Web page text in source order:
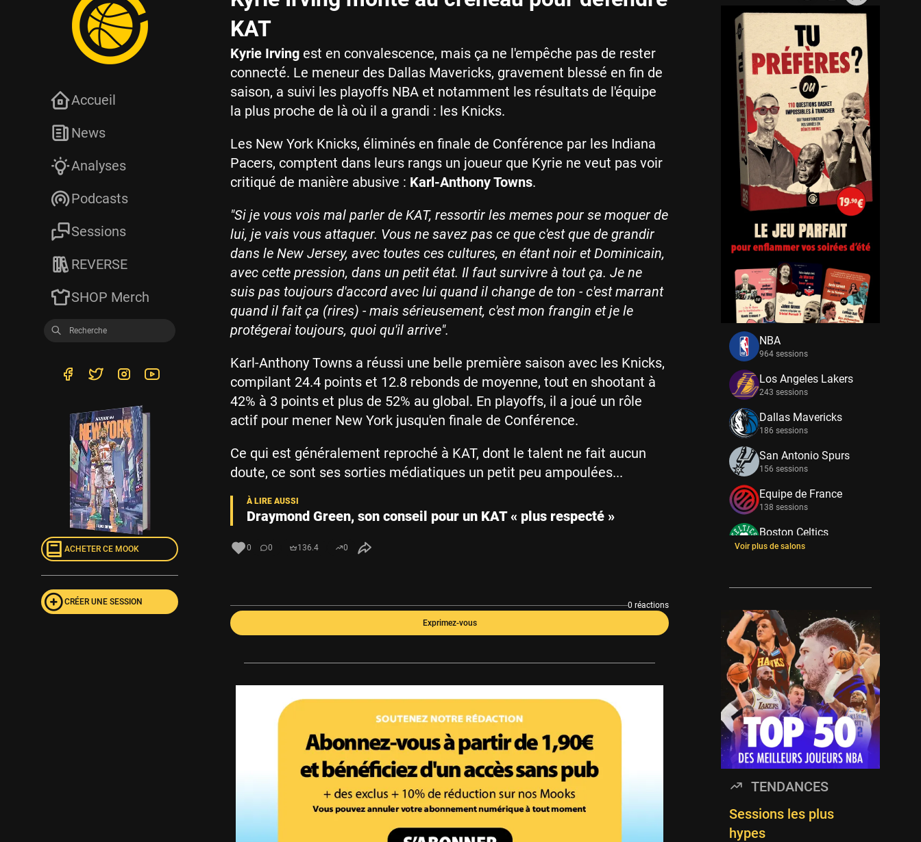
KAT
Kyrie Irving est en convalescence, mais ça ne l'empêche pas de rester
connecté. Le meneur des Dallas Mavericks, gravement blessé en fin de
saison, a suivi les playoffs NBA et notamment les résultats de l'équipe
la plus proche de là où il a grandi : les Knicks.
Les New York Knicks, éliminés en finale de Conférence par les Indiana
Pacers, comptent dans leurs rangs un joueur que Kyrie ne veut pas voir
critiqué de manière abusive : Karl-Anthony Towns.
"Si je vous vois mal parler de KAT, ressortir les memes pour se moquer de
lui, je vais vous attaquer. Vous ne savez pas ce que c'est que de grandir
dans le New Jersey, avec toutes ces cultures, en étant noir et Dominicain,
avec cette pression, dans un petit état. Il faut survivre à tout ça. Je ne
suis pas toujours d'accord avec lui quand il change de ton - c'est marrant
quand il fait ça (rires) - mais sérieusement, c'est mon frangin et je le
protégerai toujours, quoi qu'il arrive".
Karl-Anthony Towns a réussi une belle première saison avec les Knicks,
compilant 24.4 points et 12.8 rebonds de moyenne, tout en shootant à
42% à 3 points et plus de 52% au global. En playoffs, il a joué un rôle
actif pour mener New York jusqu'en finale de Conférence.
Ce qui est généralement reproché à KAT, dont le talent ne fait aucun
doute, ce sont ses sorties médiatiques un petit peu ampoulées...
Draymond Green, son conseil pour un KAT « plus respecté »
0 0 136.4 0
0 réactions
Exprimez-vous
Accueil
News
Analyses
Podcasts
Sessions
REVERSE
SHOP Merch
ACHETER CE MOOK
CRÉER UNE SESSION
NBA
964 sessions
Los Angeles Lakers
243 sessions
Dallas Mavericks
186 sessions
San Antonio Spurs
156 sessions
Equipe de France
138 sessions
Boston Celtics
133 sessions
Minnesota
Timberwolves
114 sessions
Golden State Warriors
113 sessions
Denver Nuggets
106 sessions
WNBA
97 sessions
Philadelphia Sixers
89 sessions
Milwaukee Bucks
Voir plus de salons
TENDANCES
Sessions les plus
hypes